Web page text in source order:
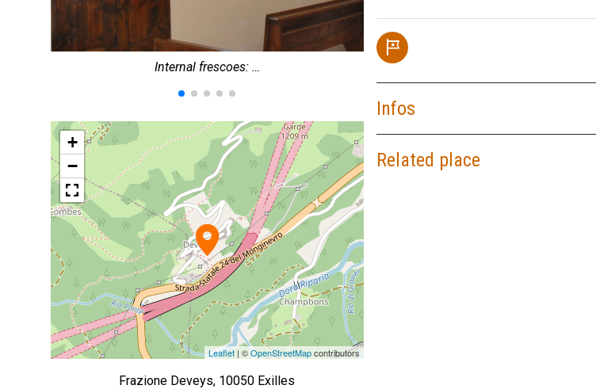
Internal frescoes: …
+
−
Leaflet| ©OpenStreetMapcontributors
Frazione Deveys, 10050 Exilles
tour
Infos
Related place